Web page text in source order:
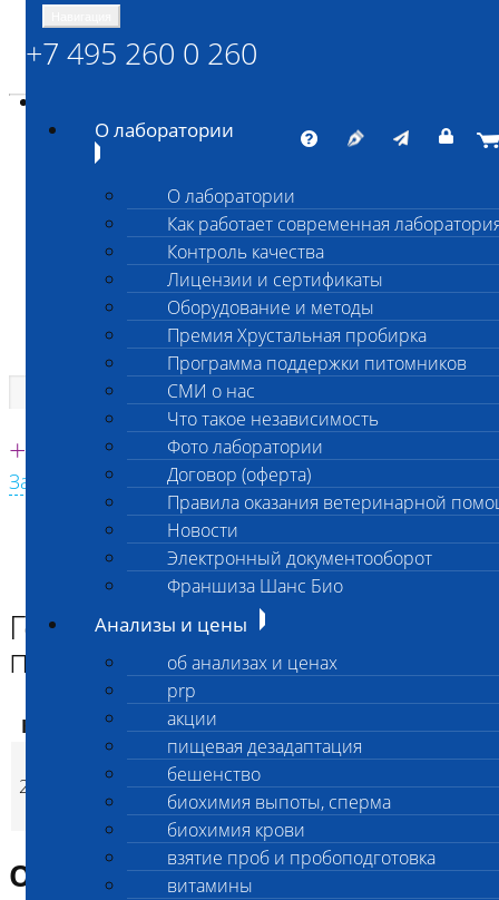
ШАНС БИО
Независимая ветеринарная лаборатория
Единая круглосуточная справочная
+7 495 260 0 260
Заказать звонок с сайта
+7 495 260 0 260
О лаборатории
О лаборатории
Как работает современная
Контроль качества
Лицензии и сертификаты
Оборудование и методы
Премия Хрустальная пробирка
Программа поддержки питомников
СМИ о нас
Что такое независимость
Фото лаборатории
Договор (оферта)
Правила оказания ветеринарной
Новости
Электронный документооборот
Франшиза Шанс Био
Анализы и цены
об анализах и ценах
prp
акции
пищевая дезадаптация
бешенство
биохимия выпоты, сперма
биохимия крови
взятие проб и пробоподготовка
витамины
Главная страница
Анализы и цены
ГЕНЕТИЧЕСКИЕ КОМПЛЕКСЫ СОБАК
Генетический комплекс для породы такса расширенный
Генетический комплекс для
породы такса расширенный
Код Наименование услуг Цена, руб.
2536
Генетический
комплекс для породы
такса расширенный
12 100p (Время
Описание исследования